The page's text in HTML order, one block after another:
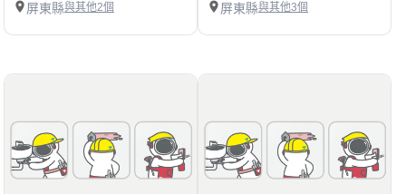
屏東縣與其他2個 屏東縣與其他3個